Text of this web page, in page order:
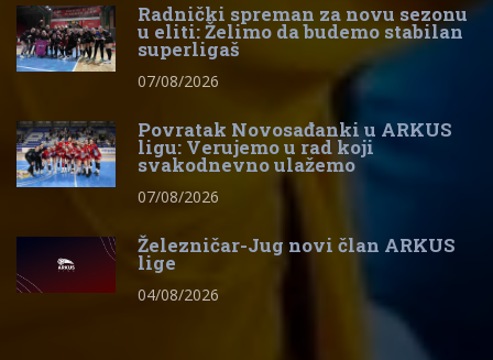
Radnički spreman za novu sezonu
u eliti: Želimo da budemo stabilan
superligaš
07/08/2026
Povratak Novosađanki u ARKUS
ligu: Verujemo u rad koji
svakodnevno ulažemo
07/08/2026
Železničar-Jug novi član ARKUS
lige
04/08/2026